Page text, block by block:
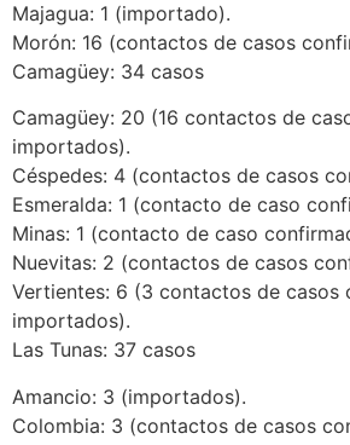
Majagua: 1 (importado).
Morón: 16 (contactos de casos
Camagüey: 34 casos
Camagüey: 20 (16 contactos de
importados).
Céspedes: 4 (contactos de casos
Esmeralda: 1 (contacto de caso
Minas: 1 (contacto de caso
Nuevitas: 2 (contactos de casos
Vertientes: 6 (3 contactos de casos
importados).
Las Tunas: 37 casos
Amancio: 3 (importados).
Colombia: 3 (contactos de casos